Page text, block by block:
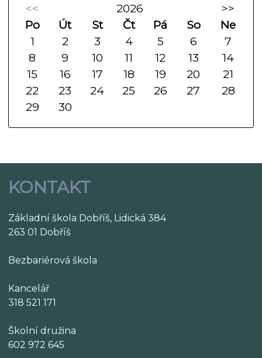
<<
2026
>>
Po
Út St Čt Pá So
Ne
1
2 3 4 5 6
7
8
9 10 11 12 13
14
15
16 17 18 19 20
21
22
23 24 25 26 27
28
29
30
KONTAKT
Základní škola Dobříš, Lidická 384
263 01 Dobříš
Bezbariérová škola
Kancelář
318 521 171
Školní družina
602 972 645